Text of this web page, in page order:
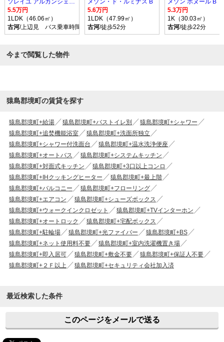
ソレイユ アルカンシェル Ｂ
5.5万円
1LDK（46.06㎡）
古河/上辺見 バス乗車時間10分 停歩9分
メゾン・ド・ルミナス B
5.6万円
1LDK（47.99㎡）
古河/徒歩52分
メゾン ボヌール B
5.3万円
1K（30.03㎡）
古河/徒歩22分
今まで閲覧した物件
猿島郡境町の賃貸を探す
猿島郡境町+給湯 猿島郡境町+バストイレ別
猿島郡境町+シャワー
猿島郡境町+追焚機能浴室
猿島郡境町+洗面所独立
猿島郡境町+シャワー付洗面台
猿島郡境町+温水洗浄便座
猿島郡境町+オートバス
猿島郡境町+システムキッチン
猿島郡境町+対面式キッチン
猿島郡境町+3口以上コンロ
猿島郡境町+IHクッキングヒーター
猿島郡境町+最上階
猿島郡境町+バルコニー
猿島郡境町+フローリング
猿島郡境町+エアコン
猿島郡境町+シューズボックス
猿島郡境町+ウォークインクロゼット
猿島郡境町+TVインターホン
猿島郡境町+オートロック
猿島郡境町+宅配ボックス
猿島郡境町+駐輪場
猿島郡境町+光ファイバー
猿島郡境町+BS
猿島郡境町+ネット使用料不要
猿島郡境町+室内洗濯機置き場
猿島郡境町+即入居可
猿島郡境町+敷金不要
猿島郡境町+保証人不要
猿島郡境町+２Ｆ以上
猿島郡境町+セキュリティ会社加入済
最近検索した条件
このページをメールで送る